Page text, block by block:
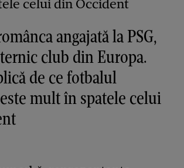
angajată la PSG,
club din Europa.
de ce fotbalul
mult în spatele celui